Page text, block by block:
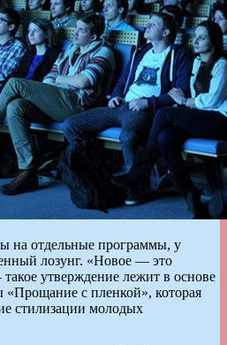
на отдельные программы, у
лозунг. «Новое — это
утверждение лежит в основе
с пленкой», которая
стилизации молодых